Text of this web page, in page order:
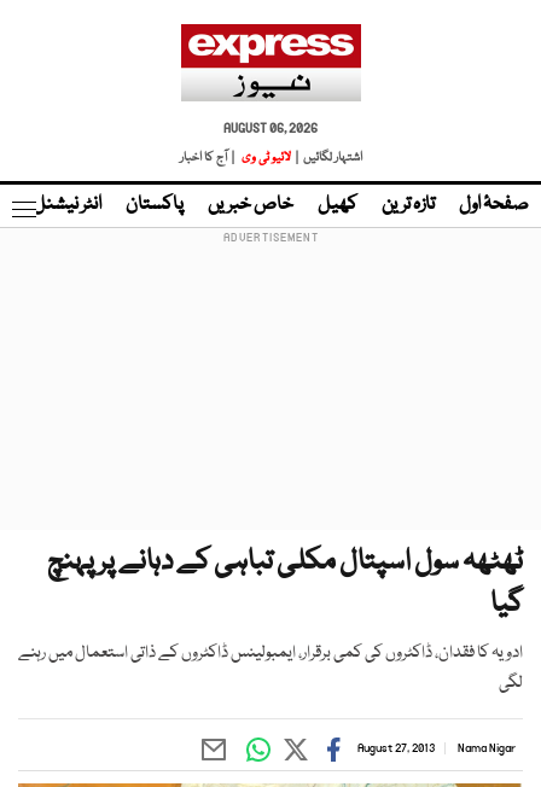
AUGUST 06, 2026
اشتہار لگائیں |
لائیو ٹی وی | آج کا اخبار
صفحۂ اول تازہ ترین کھیل خاص خبریں پاکستان انٹر نیشنل
ٹھٹھہ سول اسپتال مکلی تباہی کے دہانے پر پہنچ
گیا
ادویہ کا فقدان، ڈاکٹروں کی کمی برقرار، ایمبولینس ڈاکٹروں کے ذاتی استعمال میں رہنے
لگی
Nama Nigar
August 27, 2013